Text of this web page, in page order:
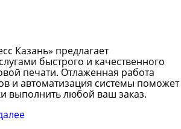
Казань» предлагает
быстрого и качественного
печати. Отлаженная работа
и автоматизация системы поможет
выполнить любой ваш заказ.